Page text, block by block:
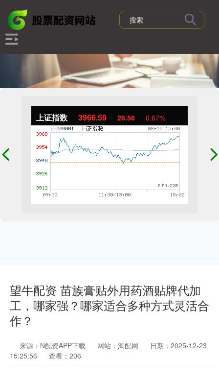
上证指数 3966.59 26.56 0.67%
望牛配资 苗族膏贴外用药酒贴牌代加
工，哪家强？哪家适合多种方式灵活合
作？
来源：N配资APP下载 网站：淘配网
日期：2025-12-23
15:25:56
查看：206